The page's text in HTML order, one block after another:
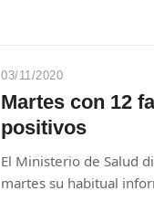
03/11/2020
Martes con 12
positivos
El Ministerio de Salud
martes su habitual